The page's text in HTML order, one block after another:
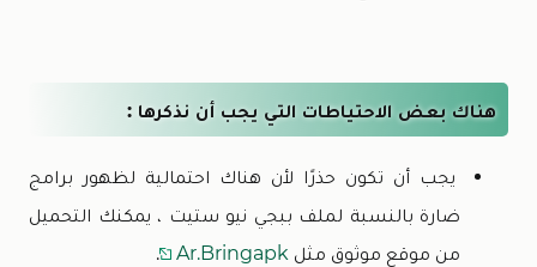
هناك بعض الاحتياطات التي يجب أن نذكرها :
يجب أن تكون حذرًا لأن هناك احتمالية لظهور برامج
ضارة بالنسبة لملف ببجي نيو ستيت ، يمكنك التحميل
من موقع موثوق مثل
.